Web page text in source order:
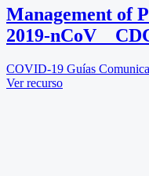
Management of
2019-nCoV _
COVID-19 Guías
Ver recurso